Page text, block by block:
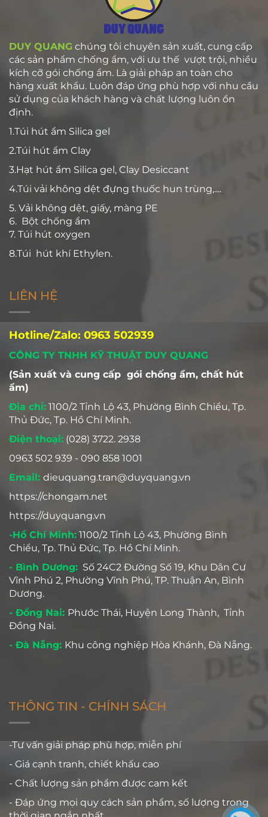
DUY QUANG chúng tôi chuyên sản xuất, cung cấp
các sản phẩm chống ẩm, với ưu thế vượt trội, nhiều
kích cỡ gói chống ẩm. Là giải pháp an toàn cho
hàng xuất khẩu. Luôn đáp ứng phù hợp với nhu cầu
sử dụng của khách hàng và chất lượng luôn ổn
định.
1.Túi hút ẩm Silica gel
2.Túi hút ẩm Clay
3.Hạt hút ẩm Silica gel, Clay Desiccant
4.Túi vải không dệt đựng thuốc hun trùng,....
5. Vải không dệt, giấy, màng PE
6. Bột chống ẩm
7. Túi hút oxygen
8.Túi hút khí Ethylen.
LIÊN HỆ
Hotline/Zalo: 0963 502939
CÔNG TY TNHH KỸ THUẬT DUY QUANG
(Sản xuất và cung cấp gói chống ẩm, chất hút
ẩm)
Địa chỉ: 1100/2 Tỉnh Lộ 43, Phường Bình Chiểu, Tp.
Thủ Đức, Tp. Hồ Chí Minh.
Điện thoại: (028) 3722. 2938
0963 502 939 - 090 858 1001
Email: dieuquang.tran@duyquang.vn
https://chongam.net
https://duyquang.vn
-Hồ Chí Minh: 1100/2 Tỉnh Lộ 43, Phường Bình
Chiểu, Tp. Thủ Đức, Tp. Hồ Chí Minh.
- Bình Dương: Số 24C2 Đường Số 19, Khu Dân Cư
Vĩnh Phú 2, Phường Vĩnh Phú, TP. Thuận An, Bình
Dương.
- Đồng Nai: Phước Thái, Huyện Long Thành, Tỉnh
Đồng Nai.
- Đà Nẵng: Khu công nghiệp Hòa Khánh, Đà Nẵng.
THÔNG TIN - CHÍNH SÁCH
-Tư vấn giải pháp phù hợp, miễn phí
- Giá cạnh tranh, chiết khấu cao
- Chất lượng sản phẩm được cam kết
- Đáp ứng mọi quy cách sản phẩm, số lượng trong